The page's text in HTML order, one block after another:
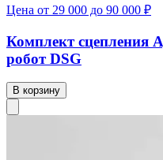
Цена от 29 000 до 90 000 ₽
Комплект
робот DSG
В корзину